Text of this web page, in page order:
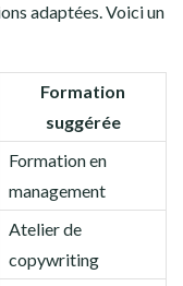
adaptées. Voici un
Formation
suggérée
Formation en
management
Atelier de
copywriting